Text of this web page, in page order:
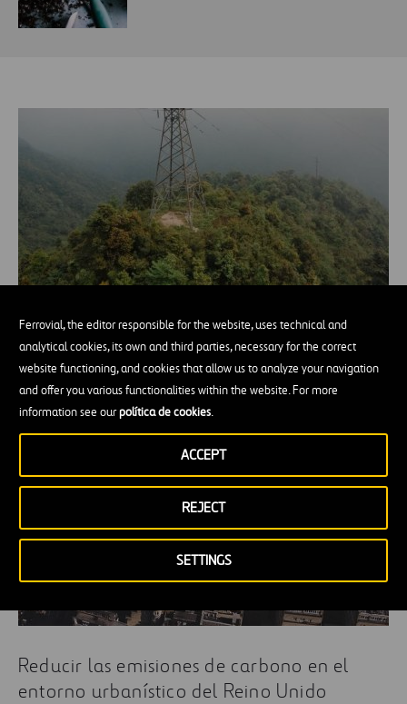
Ferrovial, the editor responsible for the website, uses technical and
analytical cookies, its own and third parties, necessary for the correct
website functioning, and cookies that allow us to analyze your navigation
and offer you various functionalities within the website. For more
information see ourpolítica de cookies.
SETTINGS
REJECT
ACCEPT
Un maps para guiarnos en lugares remotos
que revolucionará la operación de líneas
de transmisión
Reducir las emisiones de carbono en el
entorno urbanístico del Reino Unido